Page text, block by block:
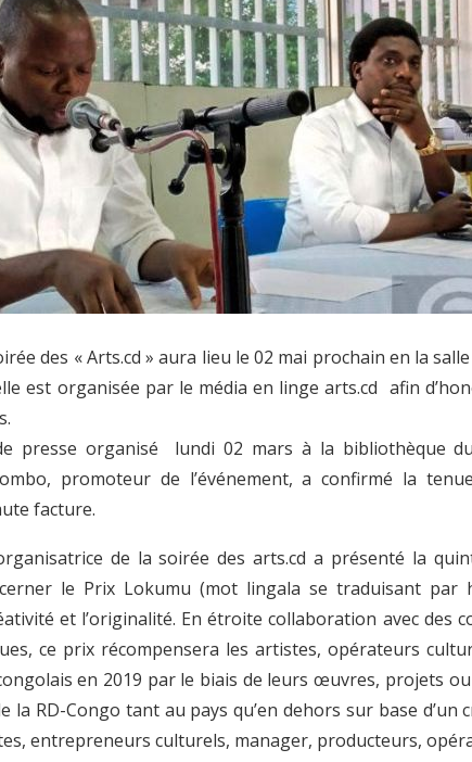
des « Arts.cd » aura lieu le 02 mai prochain en la
est organisée par le média en linge arts.cd afin
de presse organisé lundi 02 mars à la bibliothèque
promoteur de l’événement, a confirmé la
facture.
de la soirée des arts.cd a présenté la
le Prix Lokumu (mot lingala se traduisant par
et l’originalité. En étroite collaboration avec des
ce prix récompensera les artistes, opérateurs
en 2019 par le biais de leurs œuvres, projets
la RD-Congo tant au pays qu’en dehors sur base d’un
entrepreneurs culturels, manager, producteurs,